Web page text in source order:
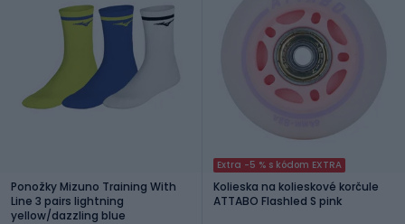
Ponožky Mizuno Training With
Line 3 pairs lightning
yellow/dazzling blue
Extra -5 % s kódom EXTRA
Kolieska na kolieskové korčule
ATTABO Flashled S pink